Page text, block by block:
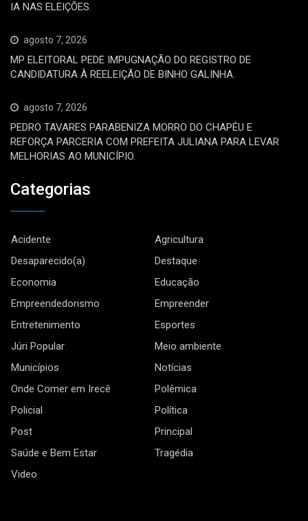
IA NAS ELEIÇÕES.
agosto 7, 2026
MP ELEITORAL PEDE IMPUGNAÇÃO DO REGISTRO DE
CANDIDATURA À REELEIÇÃO DE BINHO GALINHA.
agosto 7, 2026
PEDRO TAVARES PARABENIZA MORRO DO CHAPÉU E
REFORÇA PARCERIA COM PREFEITA JULIANA PARA LEVAR
MELHORIAS AO MUNICÍPIO.
Categorias
Acidente
Agricultura
Desaparecido(a)
Destaque
Economia
Educação
Empreendedorismo
Empreender
Entretenimento
Esportes
Júri Popular
Meio ambiente
Municípios
Notícias
Onde Comer em Irecê
Polêmica
Policial
Política
Post
Principal
Saúde e Bem Estar
Tragédia
Video